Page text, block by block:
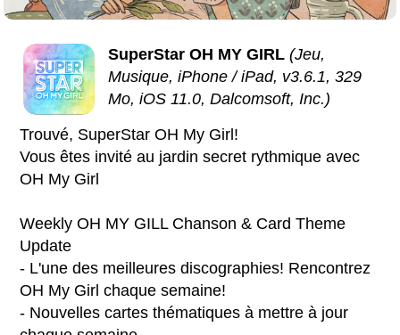
SuperStar OH MY GIRL (Jeu,
Musique, iPhone / iPad, v3.6.1, 329
Mo, iOS 11.0, Dalcomsoft, Inc.)
Trouvé, SuperStar OH My Girl!
Vous êtes invité au jardin secret rythmique avec
OH My Girl
Weekly OH MY GILL Chanson & Card Theme
Update
- L'une des meilleures discographies! Rencontrez
OH My Girl chaque semaine!
- Nouvelles cartes thématiques à mettre à jour